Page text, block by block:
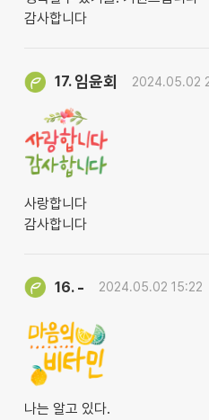
감사합니다
17. 임윤회 2024.05.02
사랑합니다
감사합니다
16. - 2024.05.02 15:22
나는 알고 있다.